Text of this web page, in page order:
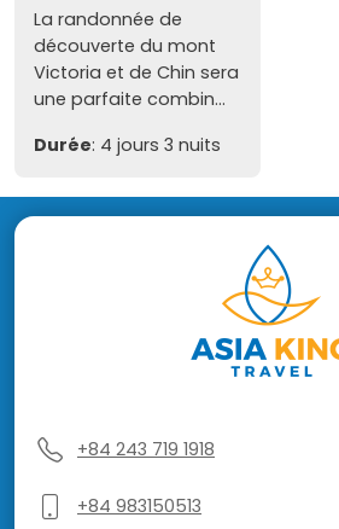
La randonnée de
découverte du mont
Victoria et de Chin sera
une parfaite combin...
Durée: 4 jours 3 nuits
+84 243 719 1918
+84 983150513